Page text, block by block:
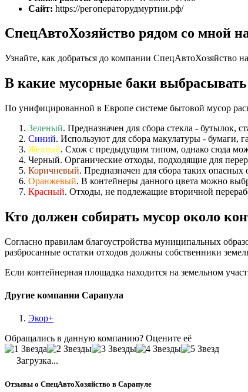
Сайт: https://регоператорудмуртии.рф/
СпецАвтоХозяйство рядом со мной
Узнайте, как добраться до компании СпецАвтоХозяйство
В какие мусорные баки
По унифицированной в Европе системе бытовой мусор
Зеленый. Предназначен для сбора стекла - бутылок,
Синий. Используют для сбора макулатуры - бумаги,
Желтый. Схож с предыдущим типом, однако сюда
Черный. Органические отходы, подходящие для
Коричневый. Предназначен для сбора таких опасных
Оранжевый. В контейнеры данного цвета можно
Красный. Отходы, не подлежащие вторичной
Кто должен собирать мусор около
Согласно правилам благоустройства муниципальных
разбросанные остатки отходов должны собственники
Если контейнерная площадка находится на земельном
Другие компании Сарапула
Экор+
Обращались в данную компанию? Оцените её
Загрузка...
Отзывы о СпецАвтоХозяйство в Сарапуле